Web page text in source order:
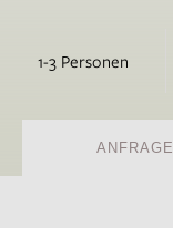
1-3 Personen
ANFRAGE